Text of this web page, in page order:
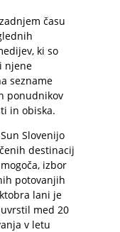
času
ki so
njene
sezname
ponudnikov
in obiska.
Slovenijo
destinacij
izbor
potovanjih
lani je
med 20
v letu